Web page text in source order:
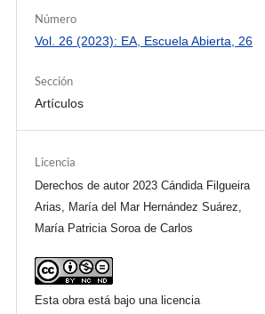
Número
Vol. 26 (2023): EA, Escuela Abierta, 26
Sección
Artículos
Licencia
Derechos de autor 2023 Cándida Filgueira
Arias, María del Mar Hernández Suárez,
María Patricia Soroa de Carlos
Esta obra está bajo una licencia